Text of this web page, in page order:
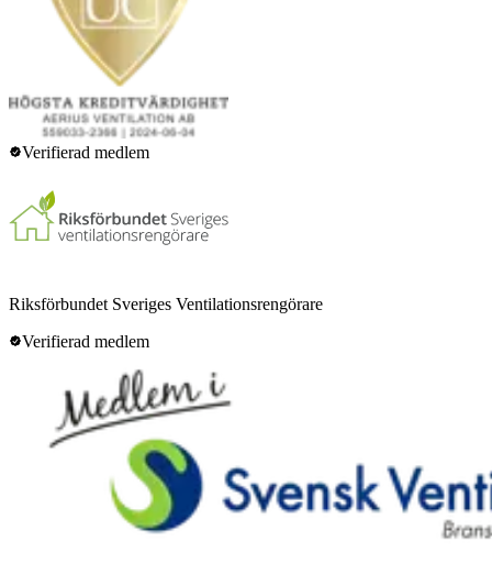
Verifierad medlem
Riksförbundet Sveriges Ventilationsrengörare
Verifierad medlem